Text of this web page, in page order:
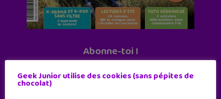
Abonne-toi !
Geek Junior utilise des cookies (sans pépites de
chocolat)